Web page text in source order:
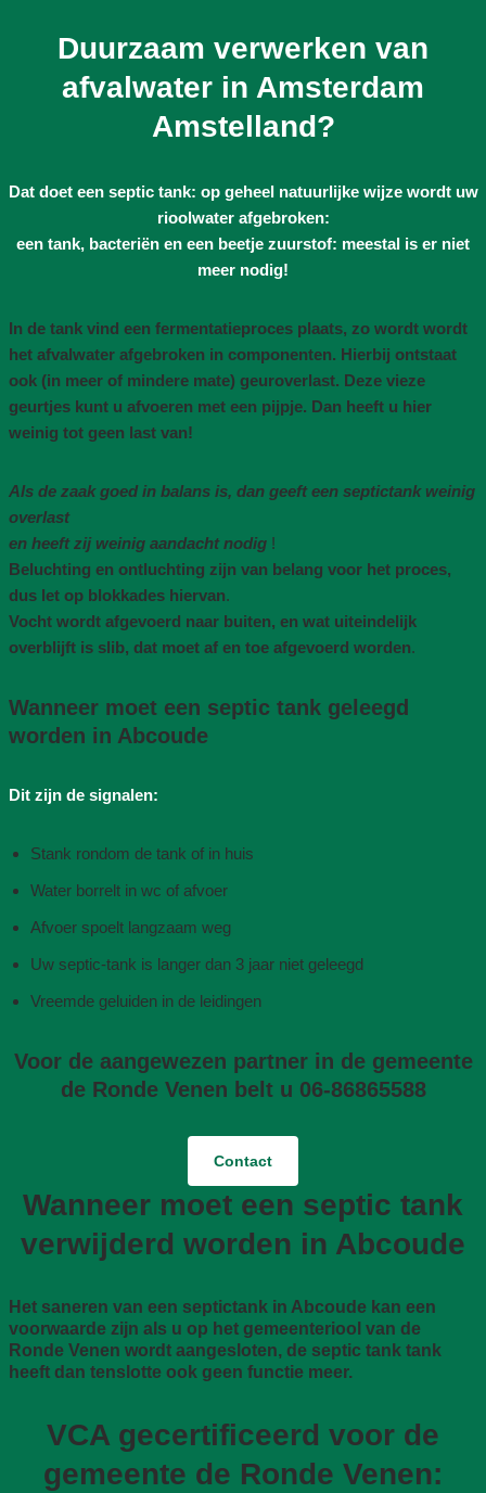
Duurzaam verwerken van
afvalwater in Amsterdam
Amstelland?
Dat doet een septic tank: op geheel natuurlijke wijze wordt uw
rioolwater afgebroken:
een tank, bacteriën en een beetje zuurstof: meestal is er niet
meer nodig!
In de tank vind een fermentatieproces plaats, zo wordt wordt
het afvalwater afgebroken in componenten. Hierbij ontstaat
ook (in meer of mindere mate) geuroverlast. Deze vieze
geurtjes kunt u afvoeren met een pijpje. Dan heeft u hier
weinig tot geen last van!
Als de zaak goed in balans is, dan geeft een septictank weinig
overlast
en heeft zij weinig aandacht nodig !
Beluchting en ontluchting zijn van belang voor het proces,
dus let op blokkades hiervan.
Vocht wordt afgevoerd naar buiten, en wat uiteindelijk
overblijft is slib, dat moet af en toe afgevoerd worden.
Wanneer moet een septic tank geleegd
worden in Abcoude
Dit zijn de signalen:
Stank rondom de tank of in huis
Water borrelt in wc of afvoer
Afvoer spoelt langzaam weg
Uw septic-tank is langer dan 3 jaar niet geleegd
Vreemde geluiden in de leidingen
Voor de aangewezen partner in de gemeente
de Ronde Venen belt u 06-86865588
Contact
Wanneer moet een septic tank
verwijderd worden in Abcoude
Het saneren van een septictank in Abcoude kan een
voorwaarde zijn als u op het gemeenteriool van de
Ronde Venen wordt aangesloten, de septic tank tank
heeft dan tenslotte ook geen functie meer.
VCA gecertificeerd voor de
gemeente de Ronde Venen: